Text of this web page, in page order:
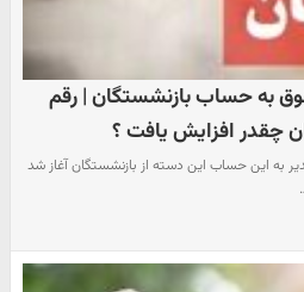
به حساب بازنشستگان | رقم
چقدر افزایش یافت ؟
به این حساب این دسته از بازنشستگان آغاز شد